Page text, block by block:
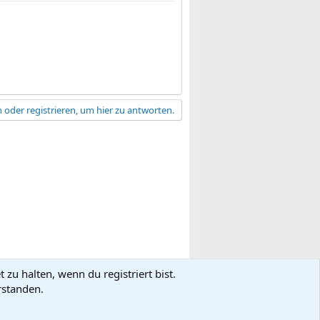
oder registrieren, um hier zu antworten.
Datenschutz
zu halten, wenn du registriert bist.